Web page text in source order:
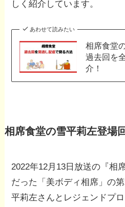
しく紹介しています。
あわせて読みたい
相席食堂
過去回を
介！
相席食堂の雪平莉左登場
2022年12月13日放送の『相
だった「美ボディ相席」の
平莉左さんとレジェンドプ